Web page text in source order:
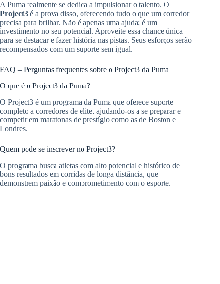
A Puma realmente se dedica a impulsionar o talento. O
Project3 é a prova disso, oferecendo tudo o que um corredor
precisa para brilhar. Não é apenas uma ajuda; é um
investimento no seu potencial. Aproveite essa chance única
para se destacar e fazer história nas pistas. Seus esforços serão
recompensados com um suporte sem igual.
FAQ – Perguntas frequentes sobre o Project3 da Puma
O que é o Project3 da Puma?
O Project3 é um programa da Puma que oferece suporte
completo a corredores de elite, ajudando-os a se preparar e
competir em maratonas de prestígio como as de Boston e
Londres.
Quem pode se inscrever no Project3?
O programa busca atletas com alto potencial e histórico de
bons resultados em corridas de longa distância, que
demonstrem paixão e comprometimento com o esporte.